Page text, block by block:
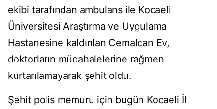
ekibi tarafından ambulans ile Kocaeli
Üniversitesi Araştırma ve Uygulama
Hastanesine kaldırılan Cemalcan Ev,
doktorların müdahalelerine rağmen
kurtarılamayarak şehit oldu.
Şehit polis memuru için bugün Kocaeli İl